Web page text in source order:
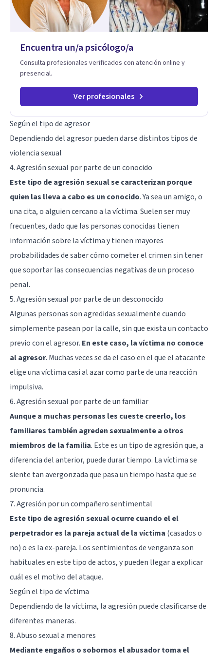
estrategias de afrontamiento y avanzar con mayor claridad,
resiliencia y bienestar. Creo profundamente en la
autoconciencia como un camino fundamental para la
auténtica y significativa.
Encuentra un/a psicólogo/a
Consulta profesionales verificados con atención online y
presencial.
Ver profesionales
Según el tipo de agresor
Dependiendo del agresor pueden darse distintos tipos de
violencia sexual
4. Agresión sexual por parte de un conocido
Este tipo de agresión sexual se caracterizan porque
quien las lleva a cabo es un conocido. Ya sea un amigo, o
una cita, o alguien cercano a la víctima. Suelen ser muy
frecuentes, dado que las personas conocidas tienen
información sobre la víctima y tienen mayores
probabilidades de saber cómo cometer el crimen sin tener
que soportar las consecuencias negativas de un proceso
penal.
5. Agresión sexual por parte de un desconocido
Algunas personas son agredidas sexualmente cuando
simplemente pasean por la calle, sin que exista un contacto
previo con el agresor. En este caso, la víctima no conoce
al agresor. Muchas veces se da el caso en el que el atacante
elige una víctima casi al azar como parte de una reacción
impulsiva.
6. Agresión sexual por parte de un familiar
Aunque a muchas personas les cueste creerlo, los
familiares también agreden sexualmente a otros
miembros de la familia. Este es un tipo de agresión que, a
diferencia del anterior, puede durar tiempo. La víctima se
siente tan avergonzada que pasa un tiempo hasta que se
pronuncia.
7. Agresión por un compañero sentimental
Este tipo de agresión sexual ocurre cuando el el
perpetrador es la pareja actual de la víctima (casados o
no) o es la ex-pareja. Los sentimientos de venganza son
habituales en este tipo de actos, y pueden llegar a explicar
cuál es el motivo del ataque.
Según el tipo de víctima
Dependiendo de la víctima, la agresión puede clasificarse de
diferentes maneras.
8. Abuso sexual a menores
Mediante engaños o sobornos el abusador toma el